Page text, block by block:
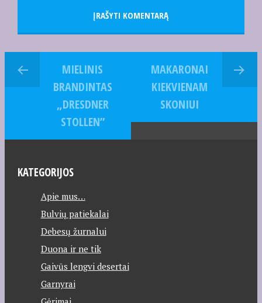
MIELINIS
BRANDINTAS
„DRESDNER
STOLLEN”
MAKARONAI
KIEKVIENAM
SKONIUI
KATEGORIJOS
Apie mus…
Bulvių patiekalai
Debesų žurnalui
Duona ir ne tik
Gaivūs lengvi desertai
Garnyrai